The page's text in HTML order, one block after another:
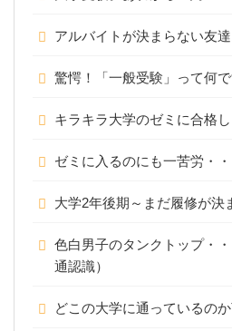
アルバイトが決まらない友達
驚愕！「一般受験」って何
キラキラ大学のゼミに合格し
ゼミに入るのにも一苦労・
大学2年後期～まだ履修が決
色白男子のタンクトップ・
通認識）
どこの大学に通っているのか